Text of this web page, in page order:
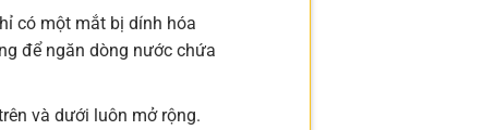
có một mắt bị dính hóa
để ngăn dòng nước chứa
và dưới luôn mở rộng.